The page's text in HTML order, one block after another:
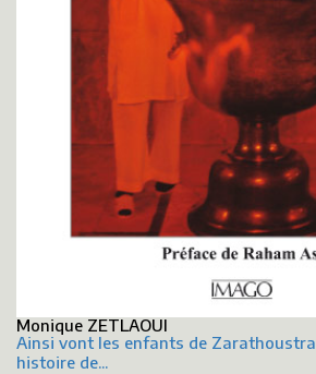
Monique ZETLAOUI
Ainsi vont les enfants de Zarathoustra
histoire de...